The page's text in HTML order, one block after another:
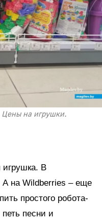
Цены на игрушки.
игрушка. В
А на Wildberries – еще
простого робота-
песни и